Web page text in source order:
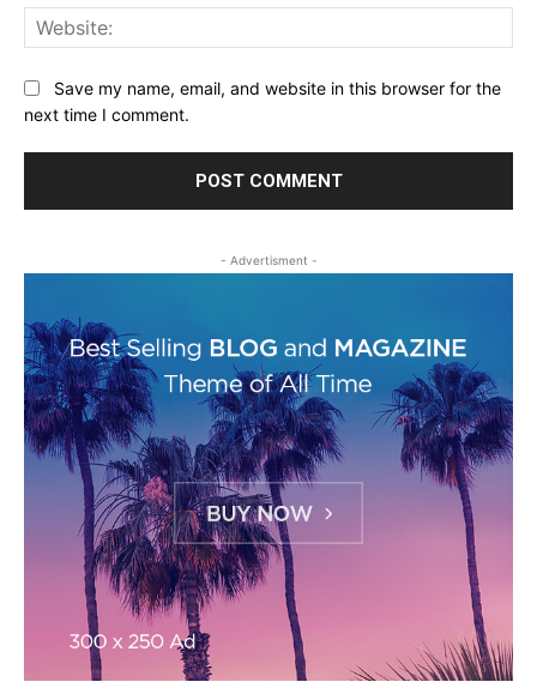
Save my name, email, and website in this browser for the
next time I comment.
- Advertisment -